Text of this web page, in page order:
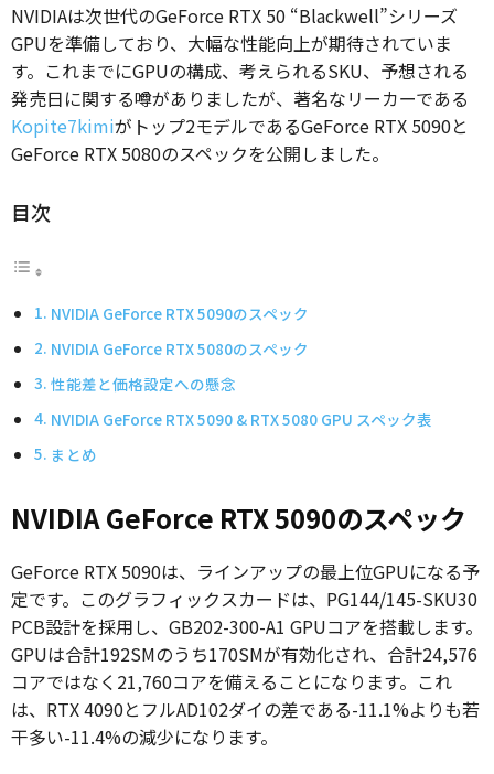
NVIDIAは次世代のGeForce RTX 50 “Blackwell”シリーズ
GPUを準備しており、大幅な性能向上が期待されていま
す。これまでにGPUの構成、考えられるSKU、予想される
発売日に関する噂がありましたが、著名なリーカーである
Kopite7kimiがトップ2モデルであるGeForce RTX 5090と
GeForce RTX 5080のスペックを公開しました。
目次
NVIDIA GeForce RTX 5090のスペック
NVIDIA GeForce RTX 5080のスペック
性能差と価格設定への懸念
NVIDIA GeForce RTX 5090 & RTX 5080 GPU スペック表
まとめ
NVIDIA GeForce RTX 5090のスペック
GeForce RTX 5090は、ラインアップの最上位GPUになる予
定です。このグラフィックスカードは、PG144/145-SKU30
PCB設計を採用し、GB202-300-A1 GPUコアを搭載します。
GPUは合計192SMのうち170SMが有効化され、合計24,576
コアではなく21,760コアを備えることになります。これ
は、RTX 4090とフルAD102ダイの差である-11.1%よりも若
干多い-11.4%の減少になります。